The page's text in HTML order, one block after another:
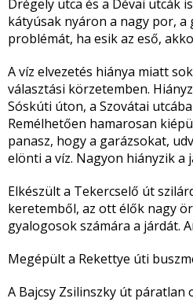
Drégely utca és a Dévai utcák
kátyúsak nyáron a nagy por,
problémát, ha esik az eső,
A víz elvezetés hiánya miatt
választási körzetemben.
Sóskúti úton, a Szovátai
Remélhetően hamarosan
panasz, hogy a garázsokat,
elönti a víz. Nagyon hiányzik a
Elkészült a Tekercselő út
keretemből, az ott élők nagy
gyalogosok számára a járdát.
Megépült a Rekettye úti
A Bajcsy Zsilinszky út páratlan